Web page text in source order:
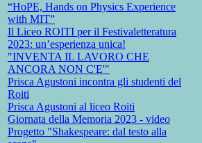
“HoPE, Hands on Physics Experience
with MIT”
Il Liceo ROITI per il Festivaletteratura
2023: un’esperienza unica!
"INVENTA IL LAVORO CHE
ANCORA NON C'E'"
Prisca Agustoni incontra gli studenti del
Roiti
Prisca Agustoni al liceo Roiti
Giornata della Memoria 2023 - video
Progetto "Shakespeare: dal testo alla